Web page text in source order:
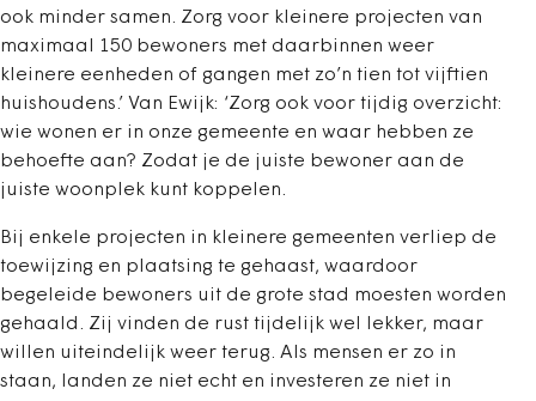
ook minder samen. Zorg voor kleinere projecten van
maximaal 150 bewoners met daarbinnen weer
kleinere eenheden of gangen met zo’n tien tot vijftien
huishoudens.’ Van Ewijk: ‘Zorg ook voor tijdig overzicht:
wie wonen er in onze gemeente en waar hebben ze
behoefte aan? Zodat je de juiste bewoner aan de
juiste woonplek kunt koppelen.
Bij enkele projecten in kleinere gemeenten verliep de
toewijzing en plaatsing te gehaast, waardoor
begeleide bewoners uit de grote stad moesten worden
gehaald. Zij vinden de rust tijdelijk wel lekker, maar
willen uiteindelijk weer terug. Als mensen er zo in
staan, landen ze niet echt en investeren ze niet in